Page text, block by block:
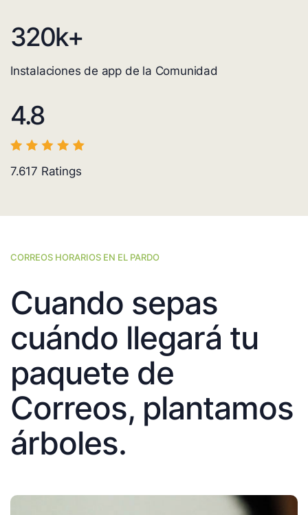
320k+
Instalaciones de app de la Comunidad
4.8
7.617 Ratings
CORREOS HORARIOS EN EL PARDO
Cuando sepas
cuándo llegará tu
paquete de
Correos, plantamos
árboles.